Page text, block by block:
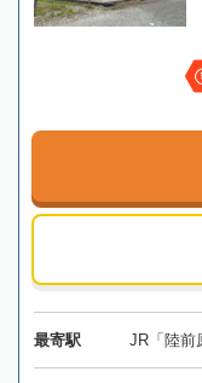
最寄駅 JR「陸前